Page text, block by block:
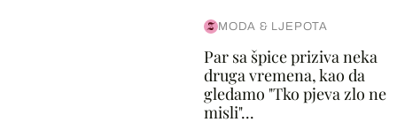
MODA & LJEPOTA
Par sa špice priziva neka
druga vremena, kao da
gledamo "Tko pjeva zlo ne
misli"...